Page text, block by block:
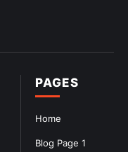
PAGES
Home
Blog Page 1